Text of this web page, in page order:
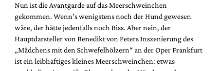
Service
Shop / Abo
Newsletter
Redaktion
Nun ist die Avantgarde auf das Meerschweinchen
gekommen. Wenn’s wenigstens noch der Hund gewesen
wäre, der hätte jedenfalls noch Biss. Aber nein, der
Hauptdarsteller von Benedikt von Peters Inszenierung des
„Mädchens mit den Schwefelhölzern“ an der Oper Frankfurt
ist ein leibhaftiges kleines Meerschweinchen: etwas